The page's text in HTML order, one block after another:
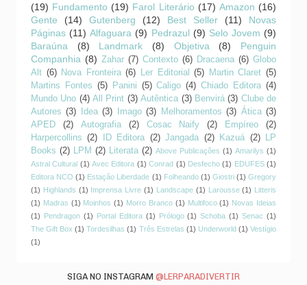
(19) Fundamento (19) Farol Literário (17) Amazon (16)
Gente
(14) Gutenberg (12) Best Seller (11)
Novas
Páginas (11) Alfaguara (9) Pedrazul (9) Selo Jovem (9)
Baraúna
(8) Landmark (8) Objetiva (8)
Penguin
Companhia (8) Zahar (7) Contexto (6) Dracaena (6) Globo
Alt (6) Nova Fronteira (6) Ler Editorial (5) Martin Claret (5)
Martins Fontes (5) Panini (5) Caligo (4) Chiado Editora (4)
Mundo Uno (4) All Print (3) Autêntica (3) Benvirá (3) Clube de
Autores (3) Idea (3) Imago (3) Melhoramentos (3) Ática (3)
APED
(2) Autografia (2) Cosac Naify (2) Empíreo
(2)
Harpercollins
(2) ID Editora (2) Jangada (2) Kazuá (2)
LP
Books (2) LPM (2) Literata (2) Above Publicações (1) Amarilys (1)
Astral Cultural (1) Avec Editora (1) Conrad (1) Desfecho (1) EDUFES (1)
Editora NCO (1) Estação Liberdade (1) Folheando (1) Giostri (1) Gregory
(1) Highlands (1) Imprensa Livre (1) Landscape (1) Larousse (1) Litteris
(1) Madras (1) Moinhos (1) Morro Branco (1) Multifoco (1) Novas Ideias
(1) Pendragon (1) Portal Editora (1) Prólogo (1) Schoba (1) Senac (1)
The Gift Box (1) Tordesilhas (1) Três Estrelas (1) Underworld (1) Vestígio
(1)
SIGA NO INSTAGRAM @LERPARADIVERTIR